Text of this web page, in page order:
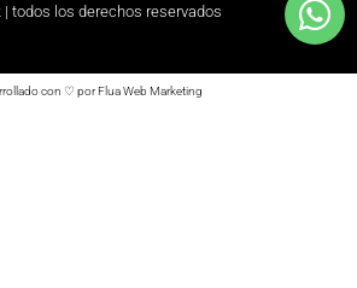
todos los derechos reservados
con ♡ por Flua Web Marketing